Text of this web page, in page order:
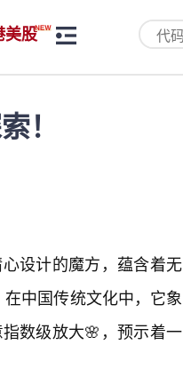
美股
！
设计的魔方，蕴含着无
中国传统文化中，它象
数级放大🌸，预示着一